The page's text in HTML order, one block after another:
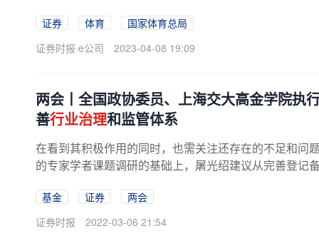
证券 体育
国家体育总局
证券时报·e公司
2023-04-08 19:09
两会丨全国政协委员、上海交大高金学院执
善行业治理和监管体系
在看到其积极作用的同时，也需关注还存在的不足和问
的专家学者课题调研的基础上，屠光绍建议从完善登记
基金 证券
两会
证券时报
2022-03-06 21:54